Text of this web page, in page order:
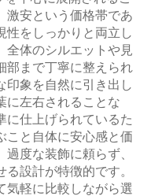
激安という価格帯であ
性をしっかりと両立し
全体のシルエットや見
部まで丁寧に整えられ
印象を自然に引き出し
に左右されることな
に仕上げられているた
こと自体に安心感と価
度な装飾に頼らず、
設計が特徴的です。
気軽に比較しながら選